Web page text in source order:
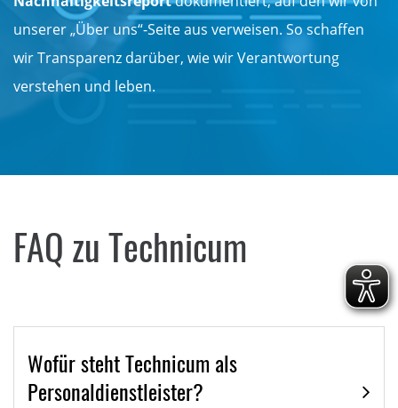
unserer „Über uns“-Seite aus verweisen. So schaffen
wir Transparenz darüber, wie wir Verantwortung
verstehen und leben.
FAQ zu Technicum
Wofür steht Technicum als
Personaldienstleister?